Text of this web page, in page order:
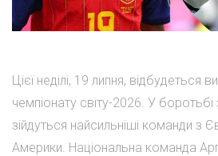
Цієї неділі, 19 липня, відбудеться
чемпіонату світу-2026. У
зійдуться найсильніші команди з
Америки. Національна команда